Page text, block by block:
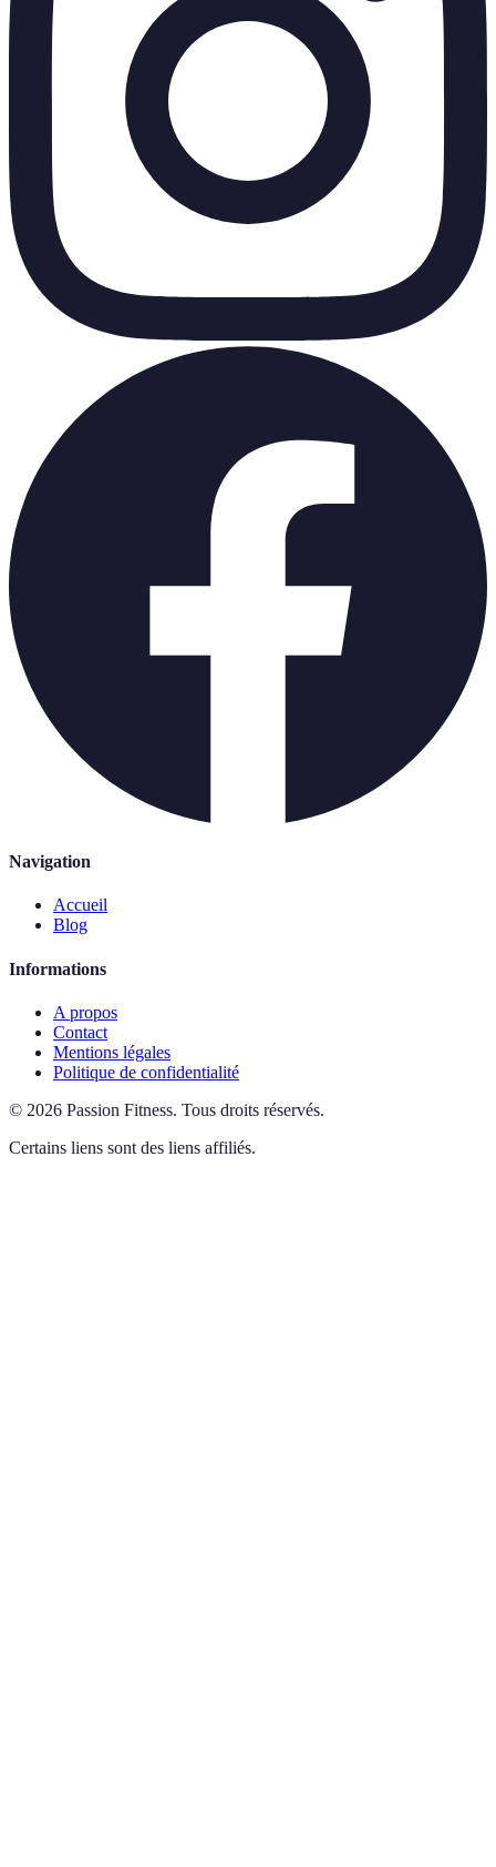
Navigation
Accueil
Blog
Informations
A propos
Contact
Mentions légales
Politique de confidentialité
© 2026 Passion Fitness. Tous droits réservés.
Certains liens sont des liens affiliés.